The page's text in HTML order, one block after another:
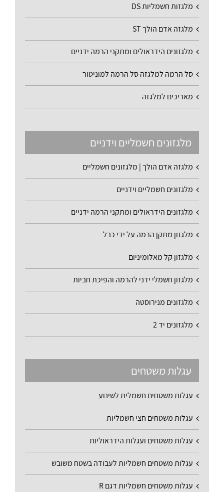
מלגזות חשמליות DS
מלגזה אדם הולך ST
מלגזונים הידראולים ומתקני הרמה ידניים
סל הרמה למלגזה סל הרמה למוניטור
מאריכים למלגזה
מלגזונים חשמליים וידניים
מלגזה אדם הולך | מלגזונים חשמליים
מלגזונים חשמליים וידניים
מלגזונים הידראולים ומתקני הרמה ידניים
מלגזון מתקן הרמה על ידי כבל
מלגזון קל מאלומיניום
מלגזון חשמלי ידני להרמה והפיכת חביות
מלגזונים מנירוסטה
מלגזונים יד 2
עגלות משטחים
עגלות משטחים חשמלית לשינוע
עגלות משטחים חצי חשמליות
עגלות משטחים ועגלות הידראוליות
עגלות משטחים חשמליות לעבודה בשטח משובש
עגלות משטחים חשמליות דגם R